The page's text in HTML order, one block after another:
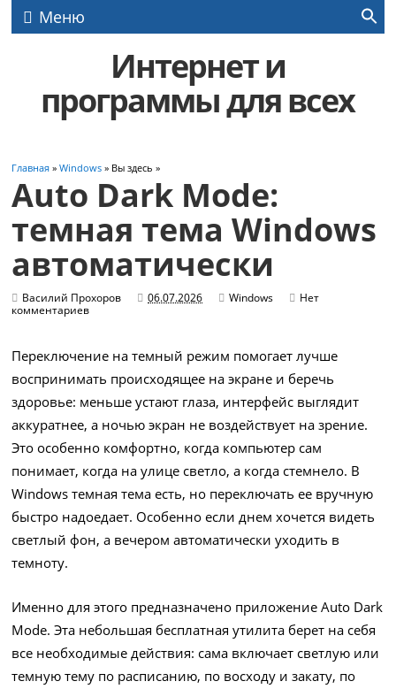
Меню
Интернет и
программы для всех
Главная »Windows » Вы здесь »
Auto Dark Mode:
темная тема Windows
автоматически
Василий Прохоров 06.07.2026 Windows
Нет
комментариев
Переключение на темный режим помогает лучше
воспринимать происходящее на экране и беречь
здоровье: меньше устают глаза, интерфейс выглядит
аккуратнее, а ночью экран не воздействует на зрение.
Это особенно комфортно, когда компьютер сам
понимает, когда на улице светло, а когда стемнело. В
Windows темная тема есть, но переключать ее вручную
быстро надоедает. Особенно если днем хочется видеть
светлый фон, а вечером автоматически уходить в
темноту.
Именно для этого предназначено приложение Auto Dark
Mode. Эта небольшая бесплатная утилита берет на себя
все необходимые действия: сама включает светлую или
темную тему по расписанию, по восходу и закату, по